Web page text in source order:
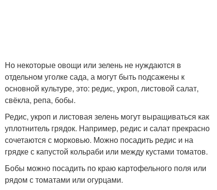
Но некоторые овощи или зелень не нуждаются в
отдельном уголке сада, а могут быть подсажены к
основной культуре, это: редис, укроп, листовой салат,
свёкла, репа, бобы.
Редис, укроп и листовая зелень могут выращиваться как
уплотнитель грядок. Например, редис и салат прекрасно
сочетаются с морковью. Можно посадить редис и на
грядке с капустой кольраби или между кустами томатов.
Бобы можно посадить по краю картофельного поля или
рядом с томатами или огурцами.